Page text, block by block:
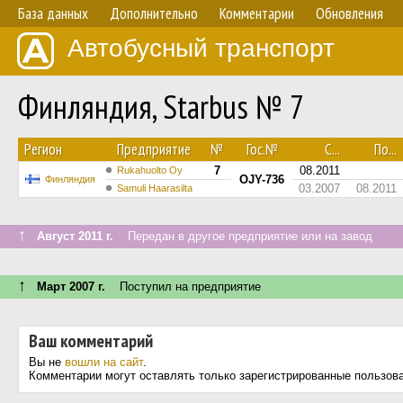
База данных Дополнительно Комментарии Обновления
Автобусный транспорт
Финляндия, Starbus № 7
Регион Предприятие № Гос.№ С... По...
Финляндия
Rukahuolto Oy 7
OJY-736
08.2011
Samuli Haarasilta 03.2007 08.2011
↑ Август 2011 г. Передан в другое предприятие или на завод
↑ Март 2007 г. Поступил на предприятие
Ваш комментарий
Вы не вошли на сайт.
Комментарии могут оставлять только зарегистрированные